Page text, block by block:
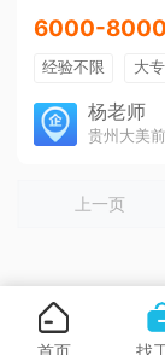
6000-
经验不限 大专
年终奖
公费旅
环境好
双休
杨老师
上一页